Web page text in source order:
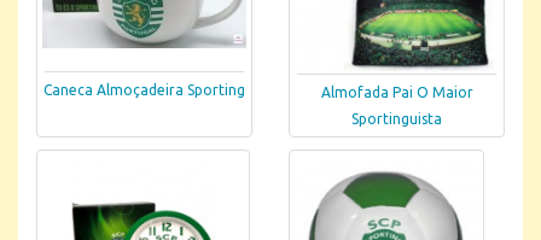
Caneca Almoçadeira Sporting
Almofada Pai O Maior
Sportinguista